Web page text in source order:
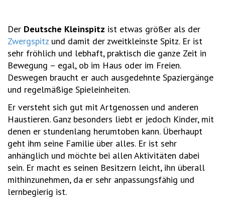
Der Deutsche Kleinspitz ist etwas größer als der
Zwergspitz und damit der zweitkleinste Spitz. Er ist
sehr fröhlich und lebhaft, praktisch die ganze Zeit in
Bewegung – egal, ob im Haus oder im Freien.
Deswegen braucht er auch ausgedehnte Spaziergänge
und regelmäßige Spieleinheiten.
Er versteht sich gut mit Artgenossen und anderen
Haustieren. Ganz besonders liebt er jedoch Kinder, mit
denen er stundenlang herumtoben kann. Überhaupt
geht ihm seine Familie über alles. Er ist sehr
anhänglich und möchte bei allen Aktivitäten dabei
sein. Er macht es seinen Besitzern leicht, ihn überall
mithinzunehmen, da er sehr anpassungsfähig und
lernbegierig ist.